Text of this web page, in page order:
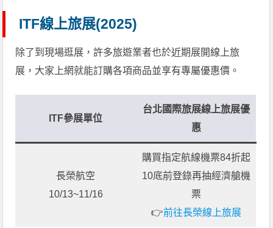
ITF線上旅展(2025)
除了到現場逛展，許多旅遊業者也於近期展開線上旅
展，大家上網就能訂購各項商品並享有專屬優惠價。
ITF參展單位
台北國際旅展線上旅展優
惠
長榮航空
10/13~11/16
購買指定航線機票84折起
10底前登錄再抽經濟艙機
票
👉前往長榮線上旅展